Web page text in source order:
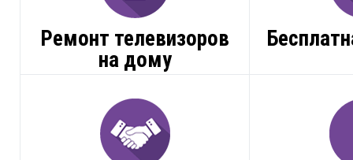
Ремонт телевизоров
на дому